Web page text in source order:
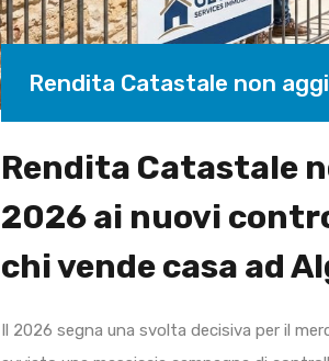
Rendita Catastale non
Rendita Catastale
2026 ai nuovi
chi vende casa ad
Il 2026 segna una svolta decisiva per il